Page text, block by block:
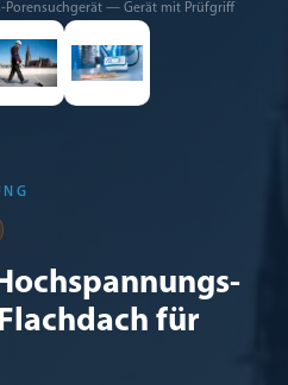
Porensuchgerät — Gerät mit Prüfgriff
für